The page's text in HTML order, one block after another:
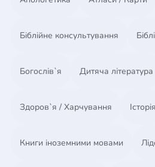
Розділ 4. Гроші та благодать
Розділ 6. Мисливці за
Розділ 9. Щедрість - головне
відповісти
Біблійне консультування
Богослів`я Дитяча література
Здоров`я / Харчування Історія
Книги іноземними мовами